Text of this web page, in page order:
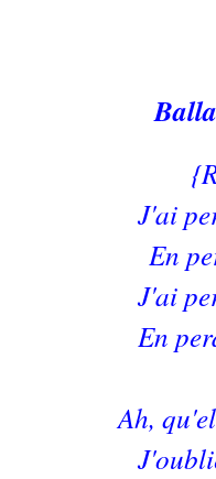
J'ai
En
J'ai
En
Ah,